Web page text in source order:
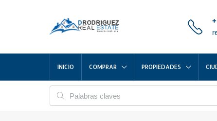
INICIO COMPRAR PROPIEDADES